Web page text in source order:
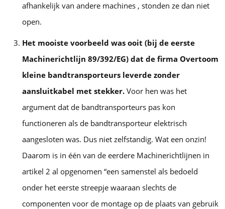
afhankelijk van andere machines , stonden ze dan niet
open.
Het mooiste voorbeeld was ooit (bij de eerste
Machinerichtlijn 89/392/EG) dat de firma Overtoom
kleine bandtransporteurs leverde zonder
aansluitkabel met stekker. Voor hen was het
argument dat de bandtransporteurs pas kon
functioneren als de bandtransporteur elektrisch
aangesloten was. Dus niet zelfstandig. Wat een onzin!
Daarom is in één van de eerdere Machinerichtlijnen in
artikel 2 al opgenomen “een samenstel als bedoeld
onder het eerste streepje waaraan slechts de
componenten voor de montage op de plaats van gebruik